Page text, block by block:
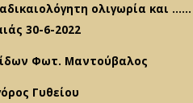
αδικαιολόγητη ολιγωρία και
30-6-2022
Φωτ. Μαντούβαλος
Γυθείου